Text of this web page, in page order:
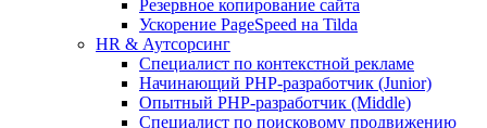
Резервное копирование сайта
Ускорение PageSpeed на Tilda
HR & Аутсорсинг
Специалист по контекстной рекламе
Начинающий PHP-разработчик (Junior)
Опытный PHP-разработчик (Middle)
Специалист по поисковому продвижению